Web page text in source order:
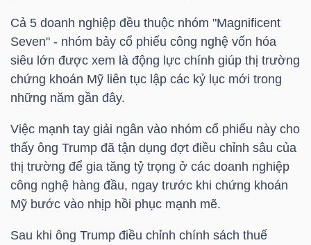
Cả 5 doanh nghiệp đều thuộc nhóm "Magnificent
Seven" - nhóm bảy cổ phiếu công nghệ vốn hóa
siêu lớn được xem là động lực chính giúp thị trường
chứng khoán Mỹ liên tục lập các kỷ lục mới trong
những năm gần đây.
Việc mạnh tay giải ngân vào nhóm cổ phiếu này cho
thấy ông Trump đã tận dụng đợt điều chỉnh sâu của
thị trường để gia tăng tỷ trọng ở các doanh nghiệp
công nghệ hàng đầu, ngay trước khi chứng khoán
Mỹ bước vào nhịp hồi phục mạnh mẽ.
Sau khi ông Trump điều chỉnh chính sách thuế
TÀI
CHÍNH
CÔNG
THÔNG